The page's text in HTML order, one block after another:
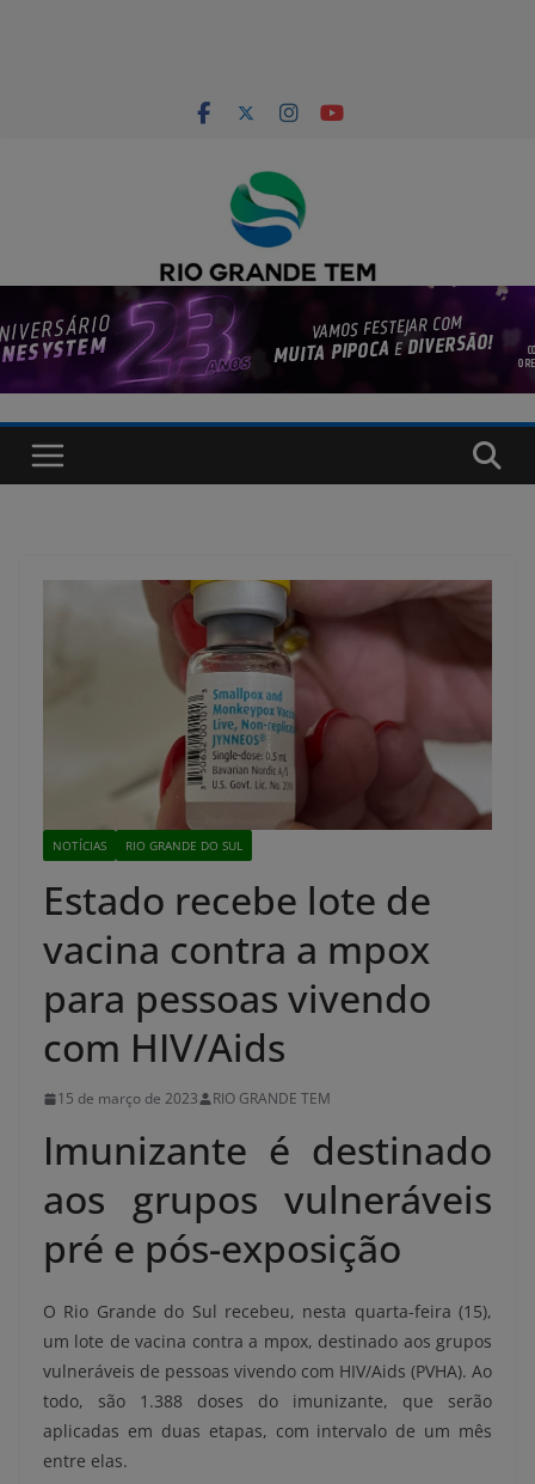
NOTÍCIAS RIO GRANDE DO SUL
Estado recebe lote de
vacina contra a mpox
para pessoas vivendo
com HIV/Aids
15 de março de 2023 RIO GRANDE TEM
Imunizante é destinado
aos grupos vulneráveis
pré e pós-exposição
O Rio Grande do Sul recebeu, nesta quarta-feira (15),
um lote de vacina contra a mpox, destinado aos grupos
vulneráveis de pessoas vivendo com HIV/Aids (PVHA). Ao
todo, são 1.388 doses do imunizante, que serão
aplicadas em duas etapas, com intervalo de um mês
entre elas.